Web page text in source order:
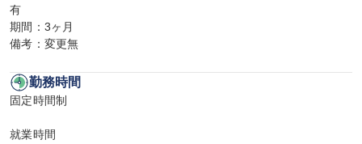
有
期間：3ヶ月
備考：変更無
勤務時間
固定時間制
就業時間